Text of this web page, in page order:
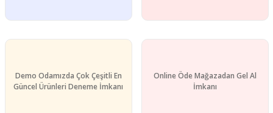
Demo Odamızda Çok Çeşitli En
Güncel Ürünleri Deneme İmkanı
Online Öde Mağazadan Gel Al
İmkanı